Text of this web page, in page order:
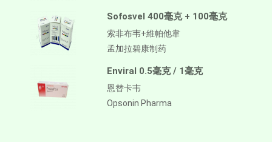
Sofosvel 400毫克 + 100毫克
索非布韦+維帕他韋
孟加拉碧康制药
Enviral 0.5毫克 / 1毫克
恩替卡韦
Opsonin Pharma